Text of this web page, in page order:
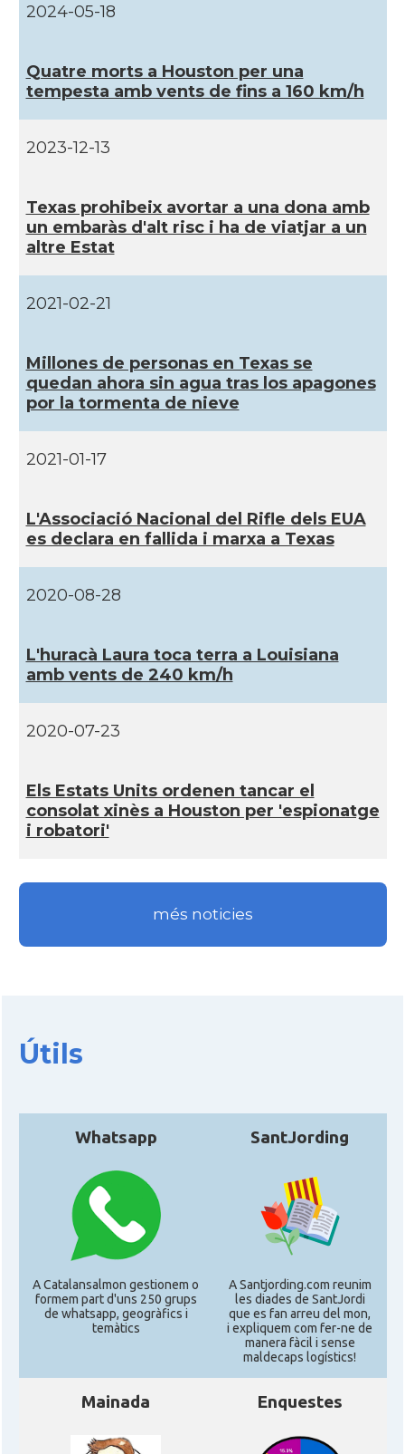
CAMON Catalans a SAINT LOUIS
CAMON
CAMON Catalans a San Diego
CAMON
CAMON
CAMON Catalans a SEATTLE
Catalans a Silicon Valley (San Jose),
California, USA
CAMON Catalans a TENNESSEE
CAMON
CAMON Catalans a WYOMING
Casal Català de Minnesota
Casal Fundació Paulí Bellet
Casal
North American Catalan Society
(NACS)
Acció
Acció Acció a New York
ACCIÓ a Silicon Valley
2024-05-18
Quatre morts a Houston per una
tempesta amb vents de fins a 160 km/h
2023-12-13
Texas prohibeix avortar a una dona amb
un embaràs d'alt risc i ha de viatjar a un
altre Estat
2021-02-21
Millones de personas en Texas se
quedan ahora sin agua tras los apagones
por la tormenta de nieve
2021-01-17
L'Associació Nacional del Rifle dels EUA
es declara en fallida i marxa a Texas
2020-08-28
L'huracà Laura toca terra a Louisiana
amb vents de 240 km/h
2020-07-23
Els Estats Units ordenen tancar el
consolat xinès a Houston per 'espionatge
i robatori'
més noticies
Útils
Whatsapp
A Catalansalmon gestionem o
formem part d'uns 250 grups
de whatsapp, geogràfics i
temàtics
SantJording
A Santjording.com reunim
les diades de SantJordi
que es fan arreu del mon,
i expliquem com fer-ne de
manera fàcil i sense
maldecaps logí­stics!
Mainada Enquestes